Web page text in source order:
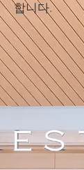
합니다.